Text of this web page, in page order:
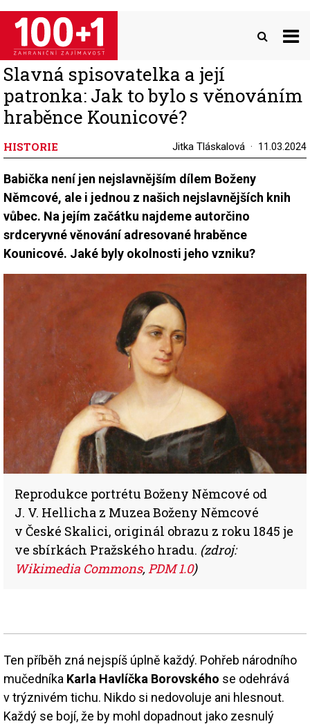
Přejít
hlavnímu
obsahu
Slavná spisovatelka a její
patronka: Jak to bylo s věnováním
hraběnce Kounicové?
HISTORIE Jitka Tláskalová 11.03.2024
Babička není jen nejslavnějším dílem Boženy
Němcové, ale i jednou z našich nejslavnějších knih
vůbec. Na jejím začátku najdeme autorčino
srdceryvné věnování adresované hraběnce
Kounicové. Jaké byly okolnosti jeho vzniku?
Reprodukce portrétu Boženy Němcové od
J. V. Hellicha z Muzea Boženy Němcové
v České Skalici, originál obrazu z roku 1845 je
ve sbírkách Pražského hradu. (zdroj:
Wikimedia Commons, PDM 1.0)
Ten příběh zná nejspíš úplně každý. Pohřeb národního
mučedníka Karla Havlíčka Borovského se odehrává
v trýznivém tichu. Nikdo si nedovoluje ani hlesnout.
Každý se bojí, že by mohl dopadnout jako zesnulý